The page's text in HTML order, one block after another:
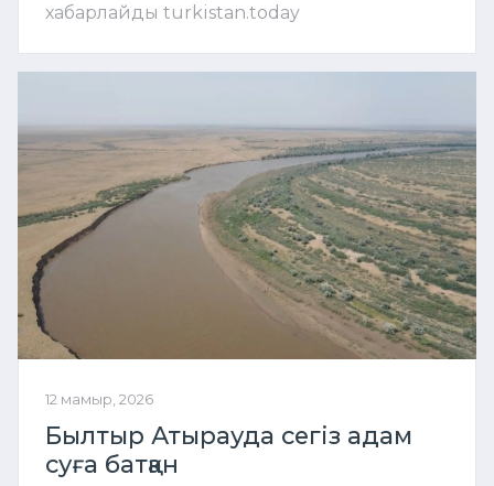
хабарлайды turkistan.today
12 мамыр, 2026
Былтыр Атырауда сегіз адам
суға батқан